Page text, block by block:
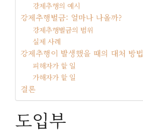
강제추행의 예시
강제추행벌금: 얼마나 나올까?
강제추행벌금의 범위
실제 사례
강제추행이 발생했을 때의 대처 방법
피해자가 할 일
가해자가 할 일
결론
도입부